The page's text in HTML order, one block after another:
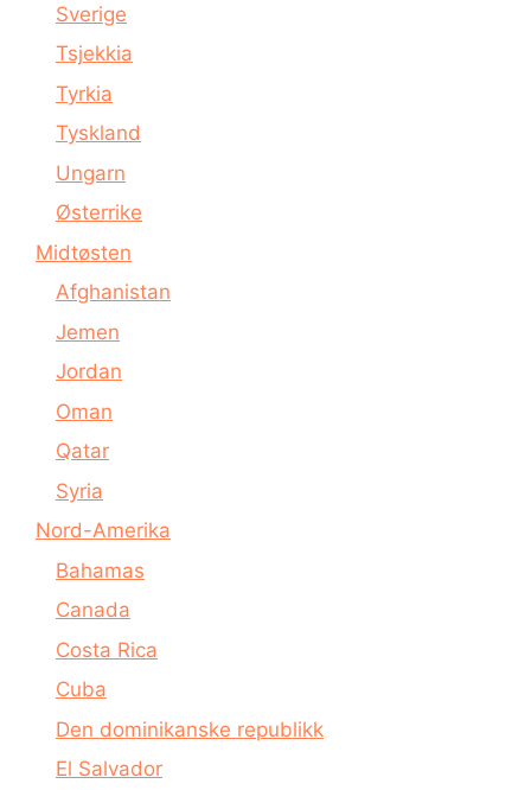
Sverige
Tsjekkia
Tyrkia
Tyskland
Ungarn
Østerrike
Midtøsten
Afghanistan
Jemen
Jordan
Oman
Qatar
Syria
Nord-Amerika
Bahamas
Canada
Costa Rica
Cuba
Den dominikanske republikk
El Salvador